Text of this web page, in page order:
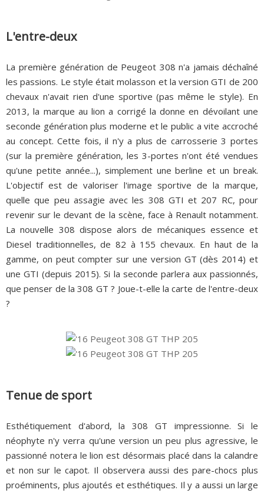
L'entre-deux
La première génération de Peugeot 308 n'a jamais déchaîné
les passions. Le style était molasson et la version GTI de 200
chevaux n'avait rien d'une sportive (pas même le style). En
2013, la marque au lion a corrigé la donne en dévoilant une
seconde génération plus moderne et le public a vite accroché
au concept. Cette fois, il n'y a plus de carrosserie 3 portes
(sur la première génération, les 3-portes n'ont été vendues
qu'une petite année...), simplement une berline et un break.
L'objectif est de valoriser l'image sportive de la marque,
quelle que peu assagie avec les 308 GTI et 207 RC, pour
revenir sur le devant de la scène, face à Renault notamment.
La nouvelle 308 dispose alors de mécaniques essence et
Diesel traditionnelles, de 82 à 155 chevaux. En haut de la
gamme, on peut compter sur une version GT (dès 2014) et
une GTI (depuis 2015). Si la seconde parlera aux passionnés,
que penser de la 308 GT ? Joue-t-elle la carte de l'entre-deux
?
Tenue de sport
Esthétiquement d'abord, la 308 GT impressionne. Si le
néophyte n'y verra qu'une version un peu plus agressive, le
passionné notera le lion est désormais placé dans la calandre
et non sur le capot. Il observera aussi des pare-chocs plus
proéminents, plus ajoutés et esthétiques. Il y a aussi un large